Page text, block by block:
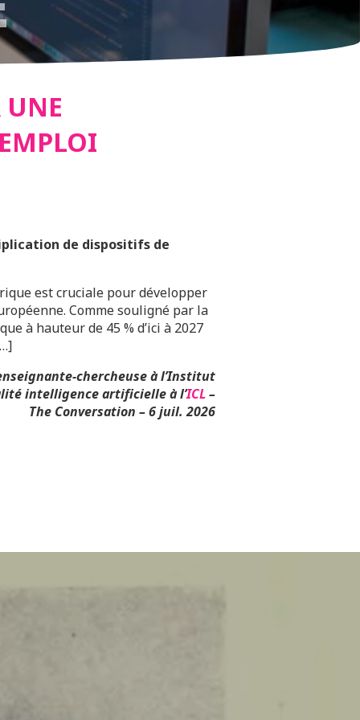
de dispositifs de
est cruciale pour développer
Comme souligné par la
à hauteur de 45 % d’ici à 2027
chercheuse à l’Institut
intelligence artificielle à l’ICL–
The Conversation – 6 juil. 2026